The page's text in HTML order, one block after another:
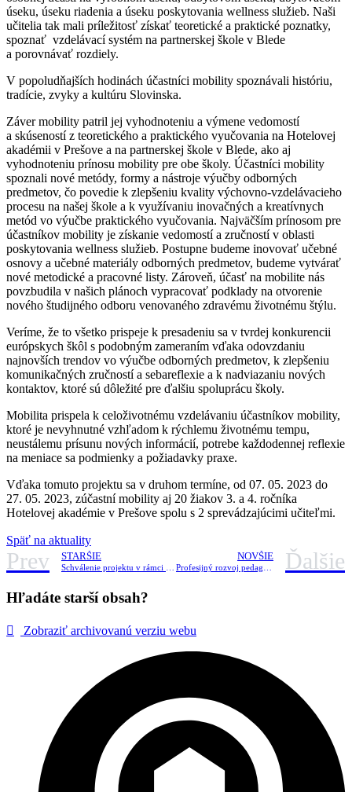
úseku, úseku riadenia a úseku poskytovania wellness služieb. Naši
učitelia tak mali príležitosť získať teoretické a praktické poznatky,
spoznať vzdelávací systém na partnerskej škole v Blede
a porovnávať rozdiely.
V popoludňajších hodinách účastníci mobility spoznávali históriu,
tradície, zvyky a kultúru Slovinska.
Záver mobility patril jej vyhodnoteniu a výmene vedomostí
a skúseností z teoretického a praktického vyučovania na Hotelovej
akadémii v Prešove a na partnerskej škole v Blede, ako aj
vyhodnoteniu prínosu mobility pre obe školy. Účastníci mobility
spoznali nové metódy, formy a nástroje výučby odborných
predmetov, čo povedie k zlepšeniu kvality výchovno-vzdelávacieho
procesu na našej škole a k využívaniu inovačných a kreatívnych
metód vo výučbe praktického vyučovania. Najväčším prínosom pre
účastníkov mobility je získanie vedomostí a zručností v oblasti
poskytovania wellness služieb. Postupne budeme inovovať učebné
osnovy a učebné materiály odborných predmetov, budeme vytvárať
nové metodické a pracovné listy. Zároveň, účasť na mobilite nás
povzbudila v našich plánoch vypracovať podklady na otvorenie
nového študijného odboru venovaného zdravému životnému štýlu.
Veríme, že to všetko prispeje k presadeniu sa v tvrdej konkurencii
európskych škôl s podobným zameraním vďaka odovzdaniu
najnovších trendov vo výučbe odborných predmetov, k zlepšeniu
komunikačných zručností a sebareflexie a k nadviazaniu nových
kontaktov, ktoré sú dôležité pre ďalšiu spoluprácu školy.
Mobilita prispela k celoživotnému vzdelávaniu účastníkov mobility,
ktoré je nevyhnutné vzhľadom k rýchlemu životnému tempu,
neustálemu prísunu nových informácií, potrebe každodennej reflexie
na meniace sa podmienky a požiadavky praxe.
Vďaka tomuto projektu sa v druhom termíne, od 07. 05. 2023 do
27. 05. 2023, zúčastní mobility aj 20 žiakov 3. a 4. ročníka
Hotelovej akadémie v Prešove spolu s 2 sprevádzajúcimi učiteľmi.
Späť na aktuality
Prev STARŠIE NOVŠIE Ďalšie
Hľadáte starší obsah?
Zobraziť archivovanú verziu webu